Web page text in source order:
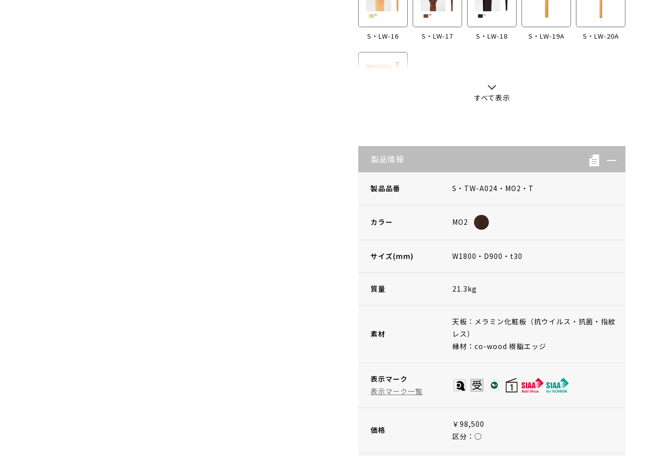
S・LW-16 S・LW-17 S・LW-18 S・LW-19A S・LW-20A
すべて表示
製品情報
製品品番 S・TW-A024・MO2・T
カラー MO2
サイズ(mm) W1800・D900・t30
質量 21.3kg
素材
天板：メラミン化粧板（抗ウイルス・抗菌・指紋
レス）
縁材：co-wood 樹脂エッジ
表示マーク
表示マーク一覧
価格
￥98,500
区分：◯